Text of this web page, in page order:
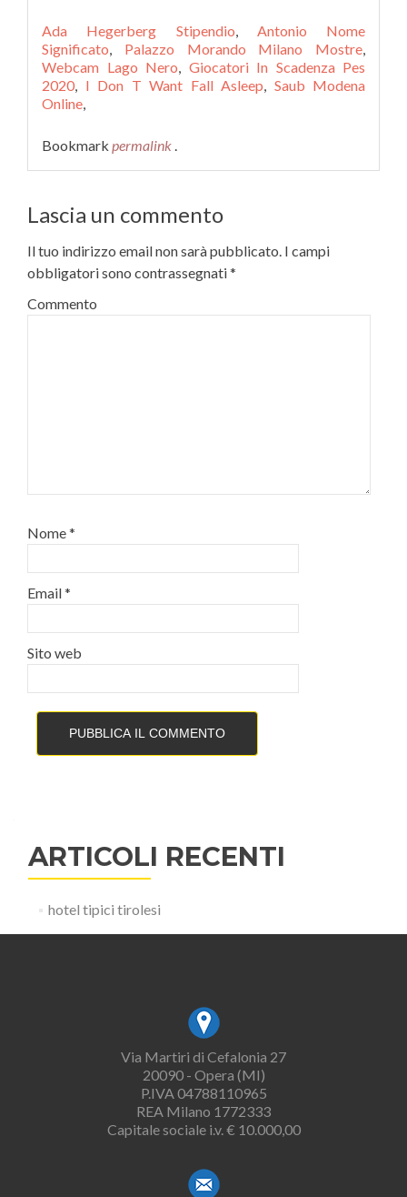
Ada Hegerberg Stipendio, Antonio Nome
Significato, Palazzo Morando Milano Mostre,
Webcam Lago Nero, Giocatori In Scadenza Pes
2020, I Don T Want Fall Asleep, Saub Modena
Online,
Bookmark permalink .
Lascia un commento
Il tuo indirizzo email non sarà pubblicato. I campi
obbligatori sono contrassegnati*
Commento
Nome*
Email*
Sito web
ARTICOLI RECENTI
hotel tipici tirolesi
Via Martiri di Cefalonia 27
20090 - Opera (MI)
P.IVA 04788110965
REA Milano 1772333
Capitale sociale i.v. € 10.000,00